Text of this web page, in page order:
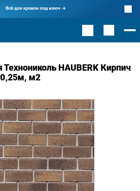
HAUBERK Кирпич
м2